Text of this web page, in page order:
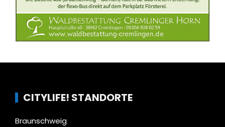
CITYLIFE! STANDORTE
Braunschweig